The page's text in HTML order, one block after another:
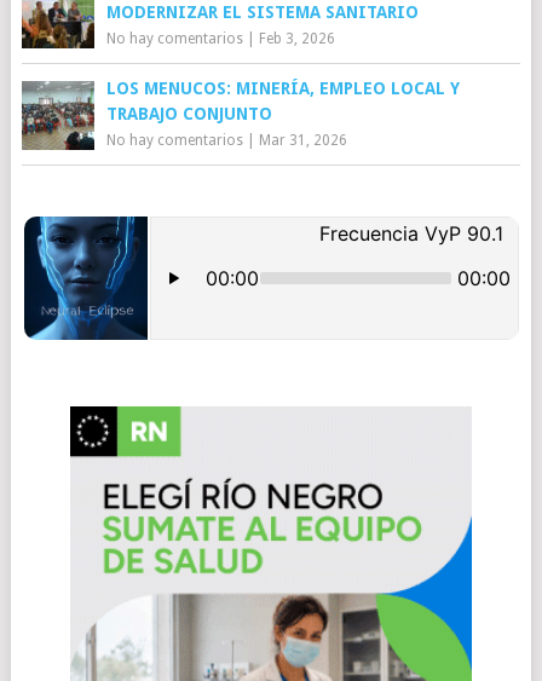
MODERNIZAR EL SISTEMA SANITARIO
No hay comentarios| Feb 3, 2026
LOS MENUCOS: MINERÍA, EMPLEO LOCAL Y
TRABAJO CONJUNTO
No hay comentarios| Mar 31, 2026